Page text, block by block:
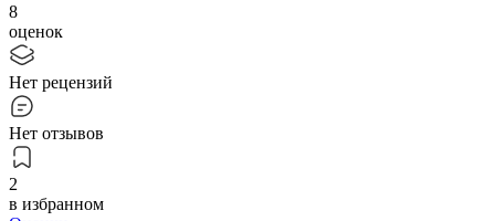
8
оценок
Нет рецензий
Нет отзывов
2
в избранном